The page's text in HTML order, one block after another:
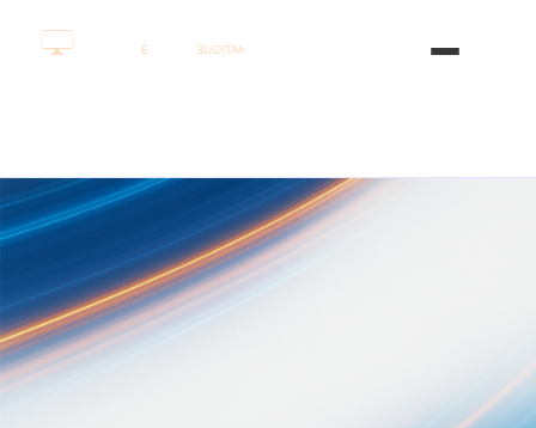
TÉLÉPHONIE & MOBILE
reconditionnés